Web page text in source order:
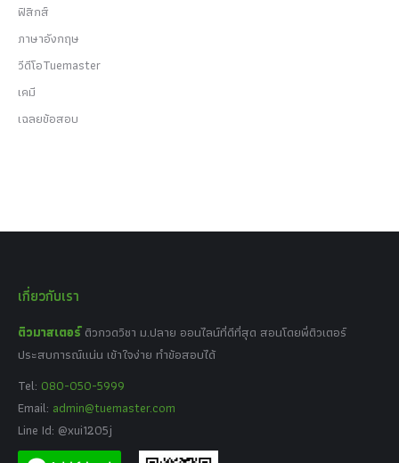
ฟิสิกส์
ภาษาอังกฤษ
วีดีโอTuemaster
เคมี
เฉลยข้อสอบ
เกี่ยวกับเรา
ติวมาสเตอร์ ติวกวดวิชา ม.ปลาย ออนไลน์ที่ดีที่สุด สอนโดยพี่ติวเตอร์
ประสบการณ์แน่น เข้าใจง่าย ทำข้อสอบได้
Tel: 080-050-5999
Email: admin@tuemaster.com
Line Id: @xui1205j